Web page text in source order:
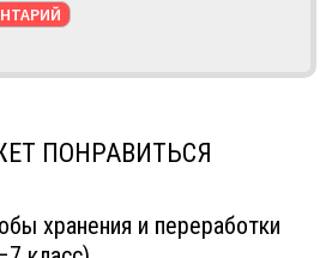
ПОНРАВИТЬСЯ
хранения и переработки